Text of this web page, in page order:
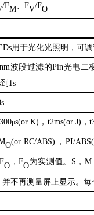
/FM 、FV/FO
用于光化光照明，可
波段过滤的Pin光电
到1s
μs(or K) ， t2ms(or J) ，
O(or RC/ABS) ，PI/
O ，FO为实测值。 S ， M
并不再测量屏上显示。